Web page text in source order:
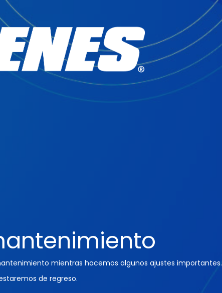
mientras hacemos algunos ajustes importantes.
de regreso.